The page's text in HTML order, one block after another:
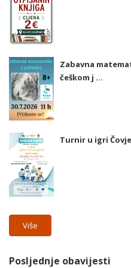
Zabavna
češkom j ...
Turnir u igri
Više
Posljednje obavijesti